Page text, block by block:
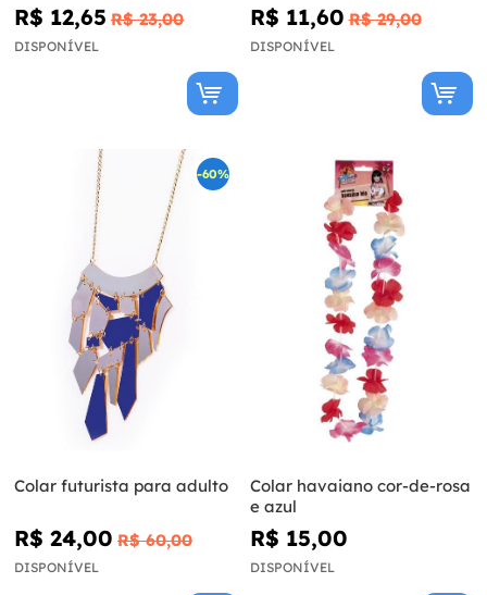
R$ 12,65 R$ 23,00
DISPONÍVEL
R$ 11,60 R$ 29,00
DISPONÍVEL
-60%
Colar futurista para adulto
R$ 24,00 R$ 60,00
DISPONÍVEL
Colar havaiano cor-de-rosa
e azul
R$ 15,00
DISPONÍVEL